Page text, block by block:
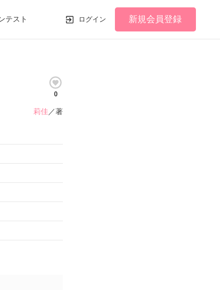
テスト ログイン 新規会員登録
0
莉佳 ／著